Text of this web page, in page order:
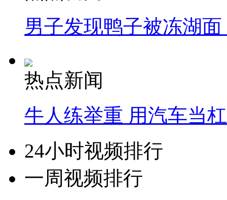
男子发现鸭子被冻湖
热点新闻
牛人练举重 用汽车当
24小时视频排行
一周视频排行